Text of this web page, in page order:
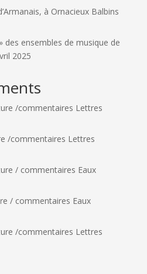
à Ornacieux Balbins
des ensembles de musique de
2025
/commentaires Lettres
/commentaires Lettres
/ commentaires Eaux
/ commentaires Eaux
/commentaires Lettres